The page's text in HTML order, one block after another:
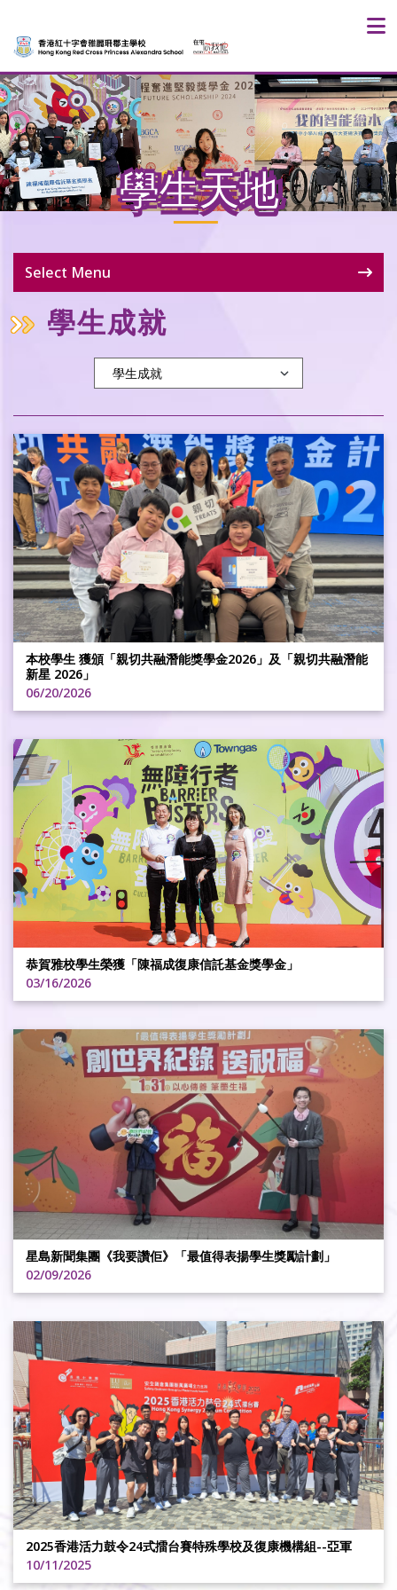
學生天地
Select Menu
學生成就
本校學生 獲頒「親切共融潛能獎學金2026」及「親切共融潛能
新星 2026」
06/20/2026
恭賀雅校學生榮獲「陳福成復康信託基金獎學金」
03/16/2026
星島新聞集團《我要讚佢》「最值得表揚學生獎勵計劃」
02/09/2026
2025香港活力鼓令24式擂台賽特殊學校及復康機構組--亞軍
10/11/2025